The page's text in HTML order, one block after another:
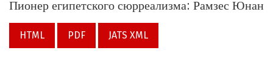
Пионер египетского сюрреализма: Рамзес Юнан
HTML PDF JATS XML